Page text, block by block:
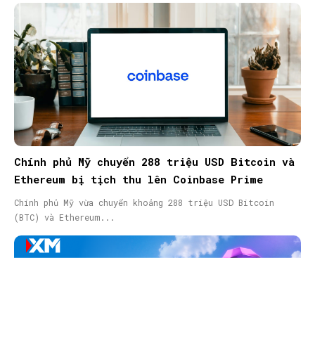
Chính phủ Mỹ chuyển 288 triệu USD Bitcoin và
Ethereum bị tịch thu lên Coinbase Prime
Chính phủ Mỹ vừa chuyển khoảng 288 triệu USD Bitcoin
(BTC) và Ethereum...